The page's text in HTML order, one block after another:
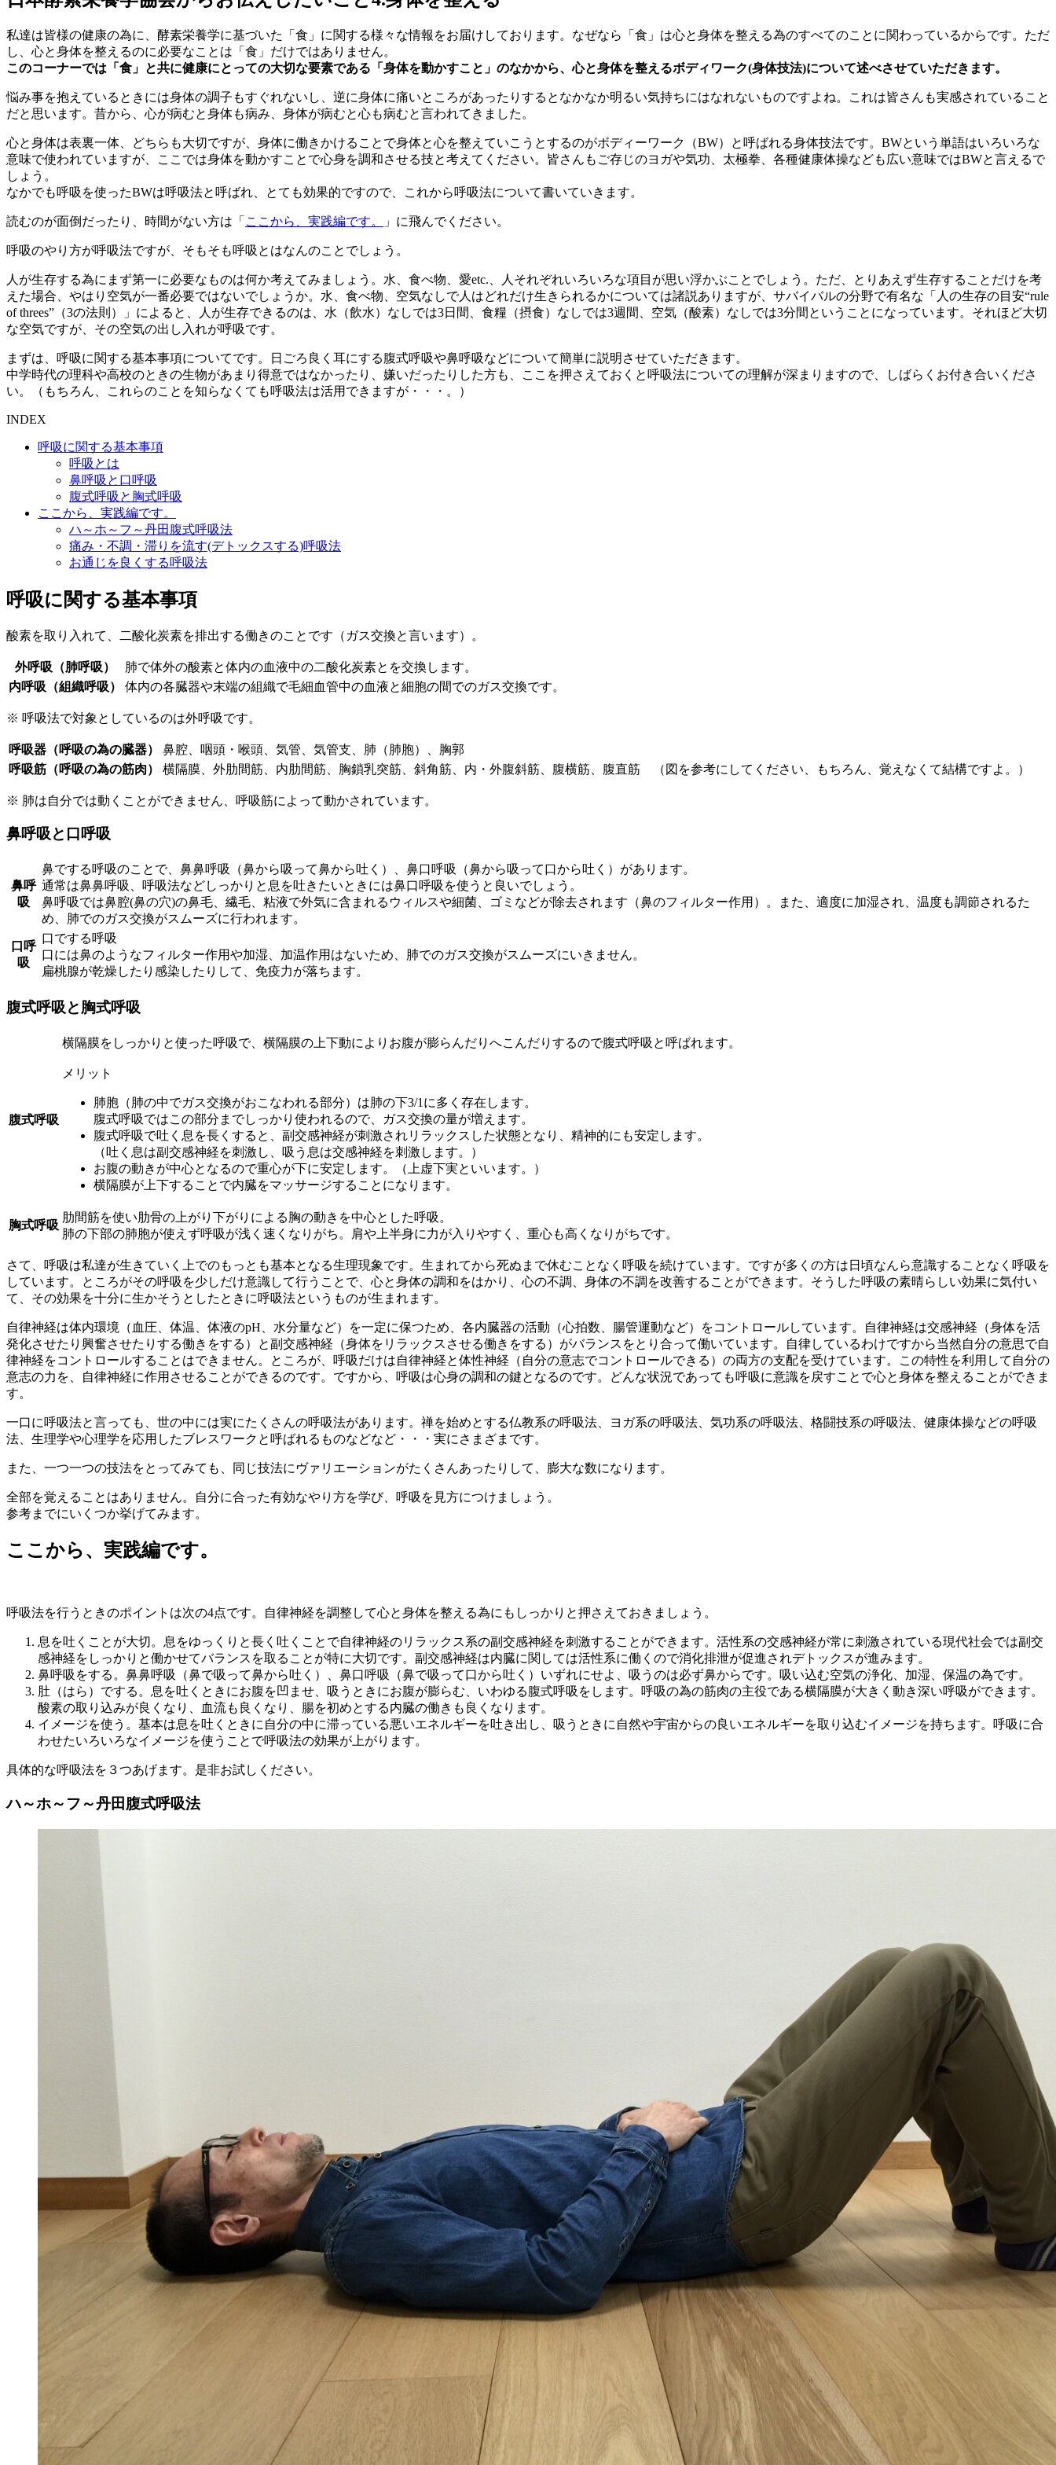
私達は皆様の健康の為に、酵素栄養学に基づいた「食」に関する様々な情報をお届けしております。なぜなら「食」は心と身体を整える為のすべてのことに関わっているからです。ただ
し、心と身体を整えるのに必要なことは「食」だけではありません。
このコーナーでは「食」と共に健康にとっての大切な要素である「身体を動かすこと」のなかから、心と身体を整えるボディワーク(身体技法)について述べさせていただきます。
悩み事を抱えているときには身体の調子もすぐれないし、逆に身体に痛いところがあったりするとなかなか明るい気持ちにはなれないものですよね。これは皆さんも実感されていること
だと思います。昔から、心が病むと身体も病み、身体が病むと心も病むと言われてきました。
心と身体は表裏一体、どちらも大切ですが、身体に働きかけることで身体と心を整えていこうとするのがボディーワーク（BW）と呼ばれる身体技法です。BWという単語はいろいろな
意味で使われていますが、ここでは身体を動かすことで心身を調和させる技と考えてください。皆さんもご存じのヨガや気功、太極拳、各種健康体操なども広い意味ではBWと言えるで
しょう。
なかでも呼吸を使ったBWは呼吸法と呼ばれ、とても効果的ですので、これから呼吸法について書いていきます。
読むのが面倒だったり、時間がない方は「 ここから、実践編です。 」に飛んでください。
呼吸のやり方が呼吸法ですが、そもそも呼吸とはなんのことでしょう。
人が生存する為にまず第一に必要なものは何か考えてみましょう。水、食べ物、愛etc.、人それぞれいろいろな項目が思い浮かぶことでしょう。ただ、とりあえず生存することだけを考
えた場合、やはり空気が一番必要ではないでしょうか。水、食べ物、空気なしで人はどれだけ生きられるかについては諸説ありますが、サバイバルの分野で有名な「人の生存の目安“rule
of threes”（3の法則）」によると、人が生存できるのは、水（飲水）なしでは3日間、食糧（摂食）なしでは3週間、空気（酸素）なしでは3分間ということになっています。それほど大切
な空気ですが、その空気の出し入れが呼吸です。
まずは、呼吸に関する基本事項についてです。日ごろ良く耳にする腹式呼吸や鼻呼吸などについて簡単に説明させていただきます。
中学時代の理科や高校のときの生物があまり得意ではなかったり、嫌いだったりした方も、ここを押さえておくと呼吸法についての理解が深まりますので、しばらくお付き合いくださ
い。（もちろん、これらのことを知らなくても呼吸法は活用できますが・・・。）
INDEX
呼吸に関する基本事項
呼吸とは
鼻呼吸と口呼吸
腹式呼吸と胸式呼吸
ここから、実践編です。
ハ～ホ～フ～丹田腹式呼吸法
痛み・不調・滞りを流す(デトックスする)呼吸法
お通じを良くする呼吸法
呼吸に関する基本事項
酸素を取り入れて、二酸化炭素を排出する働きのことです（ガス交換と言います）。
外呼吸（肺呼吸）
肺で体外の酸素と体内の血液中の二酸化炭素とを交換します。
内呼吸（組織呼吸）
体内の各臓器や末端の組織で毛細血管中の血液と細胞の間でのガス交換です。
※ 呼吸法で対象としているのは外呼吸です。
呼吸器（呼吸の為の臓器）
鼻腔、咽頭・喉頭、気管、気管支、肺（肺胞）、胸郭
呼吸筋（呼吸の為の筋肉）
横隔膜、外肋間筋、内肋間筋、胸鎖乳突筋、斜角筋、内・外腹斜筋、腹横筋、腹直筋 （図を参考にしてください、もちろん、覚えなくて結構ですよ。）
※ 肺は自分では動くことができません、呼吸筋によって動かされています。
鼻呼吸と口呼吸
鼻呼
吸
鼻でする呼吸のことで、鼻鼻呼吸（鼻から吸って鼻から吐く）、鼻口呼吸（鼻から吸って口から吐く）があります。
通常は鼻鼻呼吸、呼吸法などしっかりと息を吐きたいときには鼻口呼吸を使うと良いでしょう。
鼻呼吸では鼻腔(鼻の穴)の鼻毛、繊毛、粘液で外気に含まれるウィルスや細菌、ゴミなどが除去されます（鼻のフィルター作用）。また、適度に加湿され、温度も調節されるた
め、肺でのガス交換がスムーズに行われます。
口呼
吸
口でする呼吸
口には鼻のようなフィルター作用や加湿、加温作用はないため、肺でのガス交換がスムーズにいきません。
扁桃腺が乾燥したり感染したりして、免疫力が落ちます。
腹式呼吸と胸式呼吸
腹式呼吸
横隔膜をしっかりと使った呼吸で、横隔膜の上下動によりお腹が膨らんだりへこんだりするので腹式呼吸と呼ばれます。
メリット
肺胞（肺の中でガス交換がおこなわれる部分）は肺の下3/1に多く存在します。
腹式呼吸ではこの部分までしっかり使われるので、ガス交換の量が増えます。
腹式呼吸で吐く息を長くすると、副交感神経が刺激されリラックスした状態となり、精神的にも安定します。
（吐く息は副交感神経を刺激し、吸う息は交感神経を刺激します。）
お腹の動きが中心となるので重心が下に安定します。（上虚下実といいます。）
横隔膜が上下することで内臓をマッサージすることになります。
胸式呼吸
肋間筋を使い肋骨の上がり下がりによる胸の動きを中心とした呼吸。
肺の下部の肺胞が使えず呼吸が浅く速くなりがち。肩や上半身に力が入りやすく、重心も高くなりがちです。
さて、呼吸は私達が生きていく上でのもっとも基本となる生理現象です。生まれてから死ぬまで休むことなく呼吸を続けています。ですが多くの方は日頃なんら意識することなく呼吸を
しています。ところがその呼吸を少しだけ意識して行うことで、心と身体の調和をはかり、心の不調、身体の不調を改善することができます。そうした呼吸の素晴らしい効果に気付い
て、その効果を十分に生かそうとしたときに呼吸法というものが生まれます。
自律神経は体内環境（血圧、体温、体液のpH、水分量など）を一定に保つため、各内臓器の活動（心拍数、腸管運動など）をコントロールしています。自律神経は交感神経（身体を活
発化させたり興奮させたりする働きをする）と副交感神経（身体をリラックスさせる働きをする）がバランスをとり合って働いています。自律しているわけですから当然自分の意思で自
律神経をコントロールすることはできません。ところが、呼吸だけは自律神経と体性神経（自分の意志でコントロールできる）の両方の支配を受けています。この特性を利用して自分の
意志の力を、自律神経に作用させることができるのです。ですから、呼吸は心身の調和の鍵となるのです。どんな状況であっても呼吸に意識を戻すことで心と身体を整えることができま
す。
一口に呼吸法と言っても、世の中には実にたくさんの呼吸法があります。禅を始めとする仏教系の呼吸法、ヨガ系の呼吸法、気功系の呼吸法、格闘技系の呼吸法、健康体操などの呼吸
法、生理学や心理学を応用したブレスワークと呼ばれるものなどなど・・・実にさまざまです。
また、一つ一つの技法をとってみても、同じ技法にヴァリエーションがたくさんあったりして、膨大な数になります。
全部を覚えることはありません。自分に合った有効なやり方を学び、呼吸を見方につけましょう。
参考までにいくつか挙げてみます。
ここから、実践編です。
呼吸法を行うときのポイントは次の4点です。自律神経を調整して心と身体を整える為にもしっかりと押さえておきましょう。
息を吐くことが大切。息をゆっくりと長く吐くことで自律神経のリラックス系の副交感神経を刺激することができます。活性系の交感神経が常に刺激されている現代社会では副交
感神経をしっかりと働かせてバランスを取ることが特に大切です。副交感神経は内臓に関しては活性系に働くので消化排泄が促進されデトックスが進みます。
鼻呼吸をする。鼻鼻呼吸（鼻で吸って鼻から吐く）、鼻口呼吸（鼻で吸って口から吐く）いずれにせよ、吸うのは必ず鼻からです。吸い込む空気の浄化、加湿、保温の為です。
肚（はら）でする。息を吐くときにお腹を凹ませ、吸うときにお腹が膨らむ、いわゆる腹式呼吸をします。呼吸の為の筋肉の主役である横隔膜が大きく動き深い呼吸ができます。
酸素の取り込みが良くなり、血流も良くなり、腸を初めとする内臓の働きも良くなります。
イメージを使う。基本は息を吐くときに自分の中に滞っている悪いエネルギーを吐き出し、吸うときに自然や宇宙からの良いエネルギーを取り込むイメージを持ちます。呼吸に合
わせたいろいろなイメージを使うことで呼吸法の効果が上がります。
具体的な呼吸法を３つあげます。是非お試しください。
ハ～ホ～フ～丹田腹式呼吸法